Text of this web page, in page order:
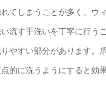
てしまうことが多く、ウ
流す手洗いを丁寧に行う
やすい部分があります。
的に洗うようにすると効果